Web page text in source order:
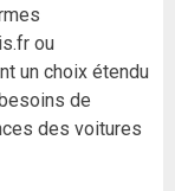
ou
un choix étendu
de
des voitures